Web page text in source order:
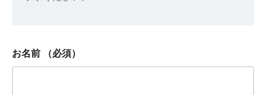
お名前 （必須）